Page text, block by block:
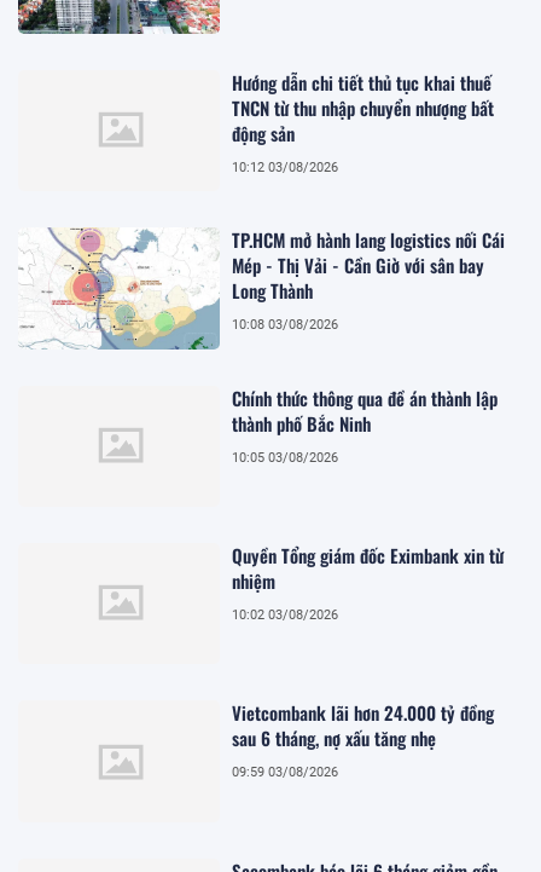
Hướng dẫn chi tiết thủ tục khai thuế
TNCN từ thu nhập chuyển nhượng bất
động sản
10:12 03/08/2026
TP.HCM mở hành lang logistics nối Cái
Mép - Thị Vải - Cần Giờ với sân bay
Long Thành
10:08 03/08/2026
Chính thức thông qua đề án thành lập
thành phố Bắc Ninh
10:05 03/08/2026
Quyền Tổng giám đốc Eximbank xin từ
nhiệm
10:02 03/08/2026
Vietcombank lãi hơn 24.000 tỷ đồng
sau 6 tháng, nợ xấu tăng nhẹ
09:59 03/08/2026